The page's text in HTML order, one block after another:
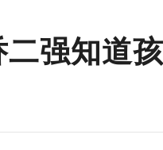
强知道